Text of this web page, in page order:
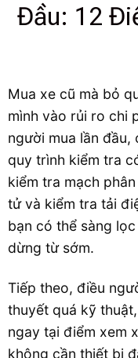
Đầu: 12
Mua xe cũ mà bỏ
mình vào rủi ro chi
người mua lần đầu,
quy trình kiểm tra
kiểm tra mạch
tử và kiểm tra tải
bạn có thể sàng
dừng từ sớm.
Tiếp theo, điều
thuyết quá kỹ
ngay tại điểm xem
không cần thiết bị